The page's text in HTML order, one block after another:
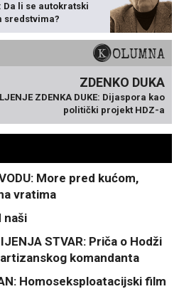
Da li se autokratski
sredstvima?
KOLUMNA
ZDENKO DUKA
ZDENKA DUKE: Dijaspora kao
politički projekt HDZ-a
More pred kućom,
vratima
naši
STVAR: Priča o Hodži
komandanta
Homoseksploatacijski film